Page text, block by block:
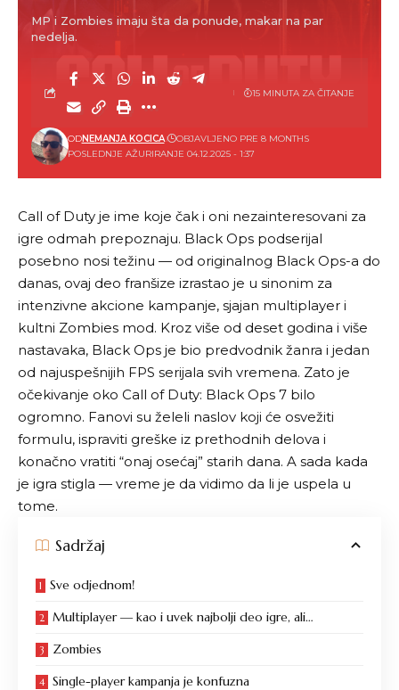
MP i Zombies imaju šta da ponude, makar na par
nedelja.
POSLEDNJE AŽURIRANJE 04.12.2025 - 1:37
ODNEMANJA KOCICA OBJAVLJENO PRE 8 MONTHS
15 MINUTA ZA ČITANJE
Call of Duty je ime koje čak i oni nezainteresovani za
igre odmah prepoznaju. Black Ops podserijal
posebno nosi težinu — od originalnog Black Ops-a do
danas, ovaj deo franšize izrastao je u sinonim za
intenzivne akcione kampanje, sjajan multiplayer i
kultni Zombies mod. Kroz više od deset godina i više
nastavaka, Black Ops je bio predvodnik žanra i jedan
od najuspešnijih FPS serijala svih vremena. Zato je
očekivanje oko Call of Duty: Black Ops 7 bilo
ogromno. Fanovi su želeli naslov koji će osvežiti
formulu, ispraviti greške iz prethodnih delova i
konačno vratiti “onaj osećaj” starih dana. A sada kada
je igra stigla — vreme je da vidimo da li je uspela u
tome.
Sadržaj
Sve odjednom!
Multiplayer — kao i uvek najbolji deo igre, ali…
Zombies
Single-player kampanja je konfuzna